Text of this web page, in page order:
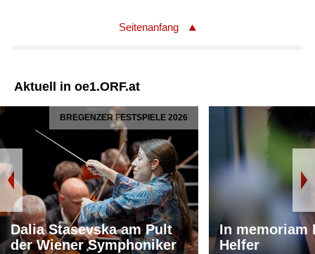
Seitenanfang
Aktuell in oe1.ORF.at
BREGENZER FESTSPIELE 2026
Dalia Stasevska am Pult
der Wiener Symphoniker
In memoriam
Helfer